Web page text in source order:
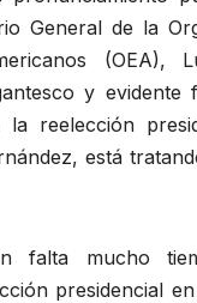
General de la
(OEA),
y evidente
la reelección
está
falta mucho
presidencial